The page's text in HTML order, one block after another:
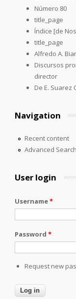
Número 80
title_page
Índice [de
title_page
Alfredo A.
Discursos
director
De E.
Navigation
Recent content
Advanced Search
User login
Username*
Password *
Request new